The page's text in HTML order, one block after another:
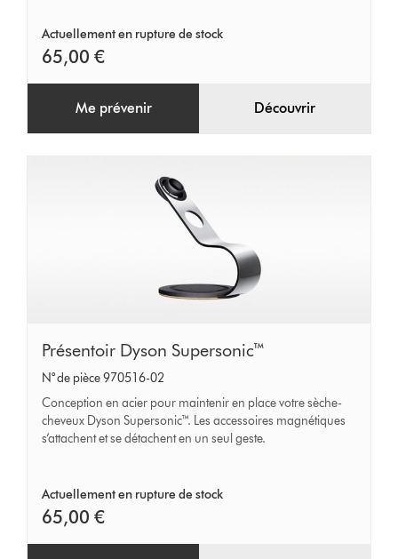
Actuellement en rupture de stock
65,00 €
Me prévenir Découvrir
Présentoir
Dyson
Supersonic™
Présentoir Dyson Supersonic™
N° de pièce 970516-02
Conception en acier pour maintenir en place votre sèche-
cheveux Dyson Supersonic™. Les accessoires magnétiques
s’attachent et se détachent en un seul geste.
Actuellement en rupture de stock
65,00 €